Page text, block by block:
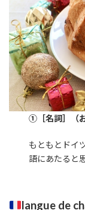
①［名詞］（
もともとドイ
語にあたると
langue de